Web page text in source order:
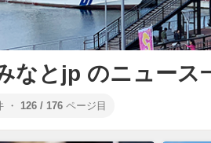
なとjp のニュース
・ 126 / 176 ページ目